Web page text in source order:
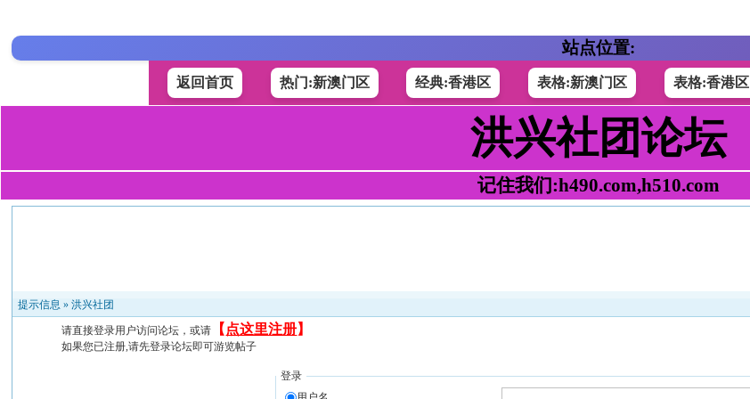
站点位置:
返回首页 热门:新澳门区 经典:香港区 表格:新澳门区 表格:香港区
洪兴社团论坛
记住我们:h490.com,h510.com
提示信息 »洪兴社团
请直接登录用户访问论坛，或请 【 点这里注册】
如果您已注册,请先登录论坛即可游览帖子
登录